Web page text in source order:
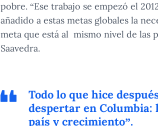
pobre. “Ese trabajo se empezó el
añadido a estas metas globales la
meta que está al mismo nivel de las
Saavedra.
Todo lo que hice
despertar en
país y crecimiento”.